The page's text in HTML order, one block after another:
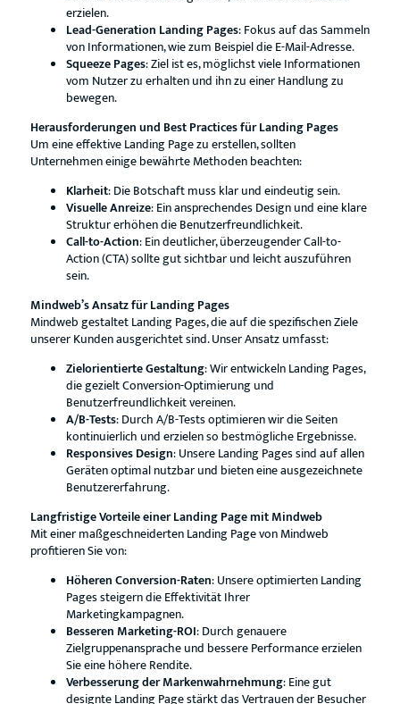
erzielen.
Lead-Generation Landing Pages: Fokus auf das Sammeln
von Informationen, wie zum Beispiel die E-Mail-Adresse.
Squeeze Pages: Ziel ist es, möglichst viele Informationen
vom Nutzer zu erhalten und ihn zu einer Handlung zu
bewegen.
Herausforderungen und Best Practices für Landing Pages
Um eine effektive Landing Page zu erstellen, sollten
Unternehmen einige bewährte Methoden beachten:
Klarheit: Die Botschaft muss klar und eindeutig sein.
Visuelle Anreize: Ein ansprechendes Design und eine klare
Struktur erhöhen die Benutzerfreundlichkeit.
Call-to-Action: Ein deutlicher, überzeugender Call-to-
Action (CTA) sollte gut sichtbar und leicht auszuführen
sein.
Mindweb’s Ansatz für Landing Pages
Mindweb gestaltet Landing Pages, die auf die spezifischen Ziele
unserer Kunden ausgerichtet sind. Unser Ansatz umfasst:
Zielorientierte Gestaltung: Wir entwickeln Landing Pages,
die gezielt Conversion-Optimierung und
Benutzerfreundlichkeit vereinen.
A/B-Tests: Durch A/B-Tests optimieren wir die Seiten
kontinuierlich und erzielen so bestmögliche Ergebnisse.
Responsives Design: Unsere Landing Pages sind auf allen
Geräten optimal nutzbar und bieten eine ausgezeichnete
Benutzererfahrung.
Langfristige Vorteile einer Landing Page mit Mindweb
Mit einer maßgeschneiderten Landing Page von Mindweb
profitieren Sie von:
Höheren Conversion-Raten: Unsere optimierten Landing
Pages steigern die Effektivität Ihrer
Marketingkampagnen.
Besseren Marketing-ROI: Durch genauere
Zielgruppenansprache und bessere Performance erzielen
Sie eine höhere Rendite.
Verbesserung der Markenwahrnehmung: Eine gut
designte Landing Page stärkt das Vertrauen der Besucher